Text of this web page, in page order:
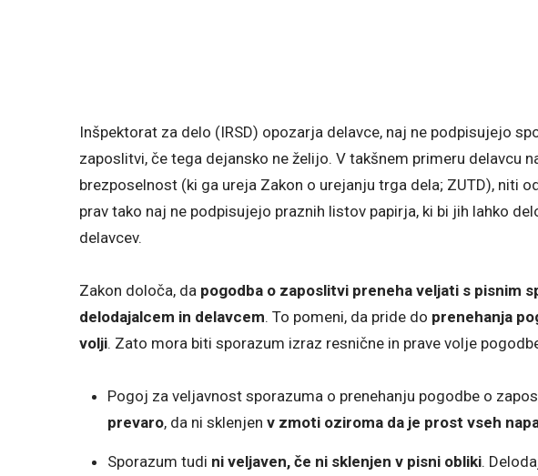
Inšpektorat za delo (IRSD) opozarja delavce, naj ne podpisujejo
zaposlitvi, če tega dejansko ne želijo. V takšnem primeru delavcu
brezposelnost (ki ga ureja Zakon o urejanju trga dela; ZUTD), niti
prav tako naj ne podpisujejo praznih listov papirja, ki bi jih lahko
delavcev.
Zakon določa, da pogodba o zaposlitvi preneha veljati s pisnim
delodajalcem in delavcem. To pomeni, da pride do prenehanja
volji. Zato mora biti sporazum izraz resnične in prave volje
Pogoj za veljavnost sporazuma o prenehanju pogodbe o
prevaro, da ni sklenjen v zmoti oziroma da je prost vseh
Sporazum tudi ni veljaven, če ni sklenjen v pisni obliki.